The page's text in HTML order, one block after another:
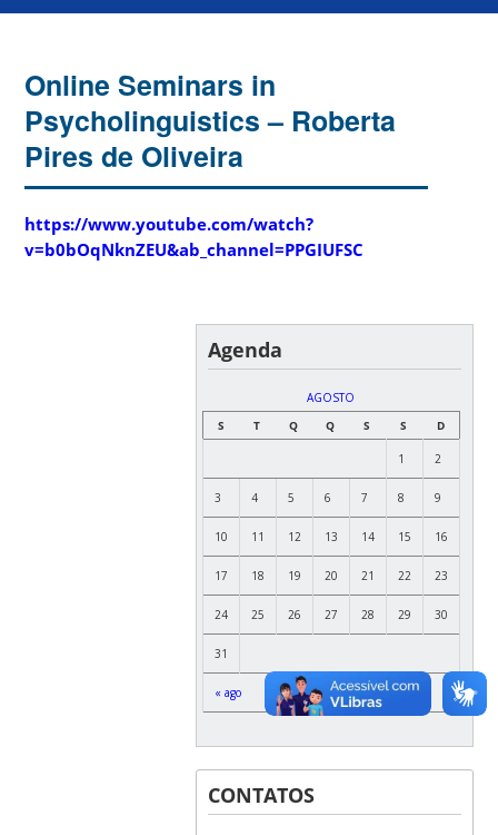
Online Seminars in
Psycholinguistics – Roberta
Pires de Oliveira
https://www.youtube.com/watch?
v=b0bOqNknZEU&ab_channel=PPGIUFSC
Agenda
AGOSTO
S
T Q Q S S D
« ago
1 2
3 4 5 6 7 8 9
10 11 12 13 14 15 16
17 18 19 20 21 22 23
24 25 26 27 28 29 30
31
CONTATOS